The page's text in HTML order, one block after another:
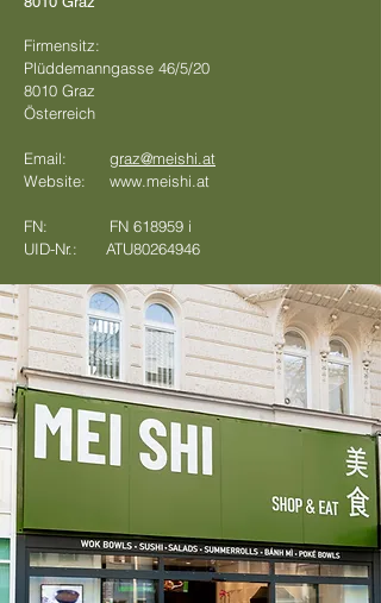
Firmensitz:
Plüddemanngasse 46/5/20
8010 Graz
Österreich
Email: graz@meishi.at
Website: www.meishi.at
FN: FN 618959 i
UID-Nr.: ATU80264946